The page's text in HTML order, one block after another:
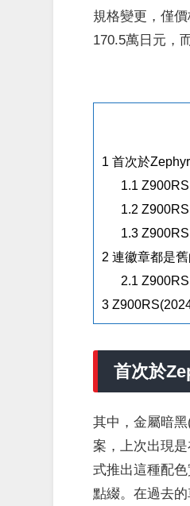
規格變更，僅
170.5萬日元，
1 首次於
1.1 Z900RS
1.2
1.3
2 連徽章都是
2.1
3
首次於
其中，金屬暗
案，上次出現
式推出這種配
點綴。在過去